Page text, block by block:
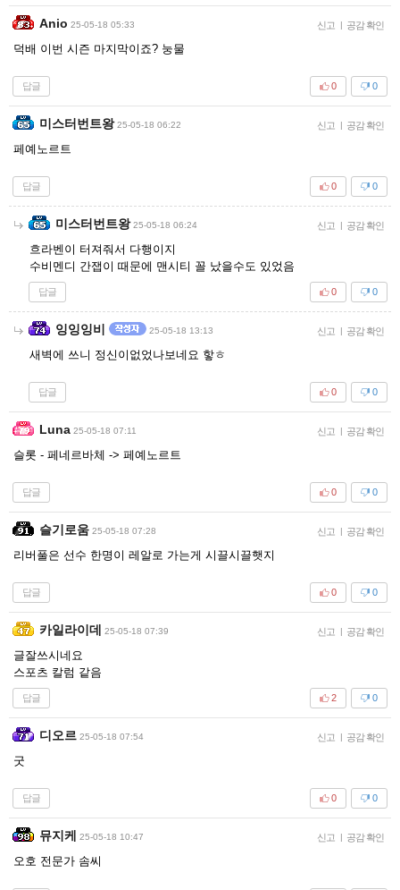
Anio 25-05-18 05:33 신고 | 공감 확인
덕배 이번 시즌 마지막이죠? 눙물
답글 0
0
미스터번트왕 25-05-18 06:22 신고 | 공감 확인
페예노르트
답글 0
0
미스터번트왕 25-05-18 06:24 신고 | 공감 확인
흐라벤이 터져줘서 다행이지
수비멘디 간잽이 때문에 맨시티 꼴 났을수도 있었음
답글 0
0
잉잉잉비 25-05-18 13:13 신고 | 공감 확인
새벽에 쓰니 정신이없었나보네요 핳ㅎ
답글 0
0
Luna 25-05-18 07:11 신고 | 공감 확인
슬롯 - 페네르바체 -> 페예노르트
답글 0
0
슬기로움 25-05-18 07:28 신고 | 공감 확인
리버풀은 선수 한명이 레알로 가는게 시끌시끌햇지
답글 0
0
카일라이데 25-05-18 07:39 신고 | 공감 확인
글잘쓰시네요
스포츠 칼럼 같음
답글 0
2
디오르 25-05-18 07:54 신고 | 공감 확인
굿
답글 0
0
뮤지케 25-05-18 10:47 신고 | 공감 확인
오호 전문가 솜씨